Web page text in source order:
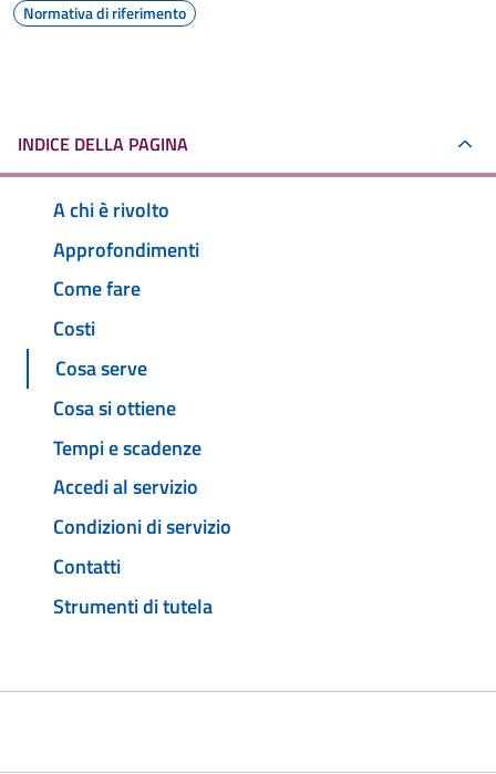
Normativa di riferimento
INDICE DELLA PAGINA
A chi è rivolto
Approfondimenti
Come fare
Costi
Cosa serve
Cosa si ottiene
Tempi e scadenze
Accedi al servizio
Condizioni di servizio
Contatti
Strumenti di tutela